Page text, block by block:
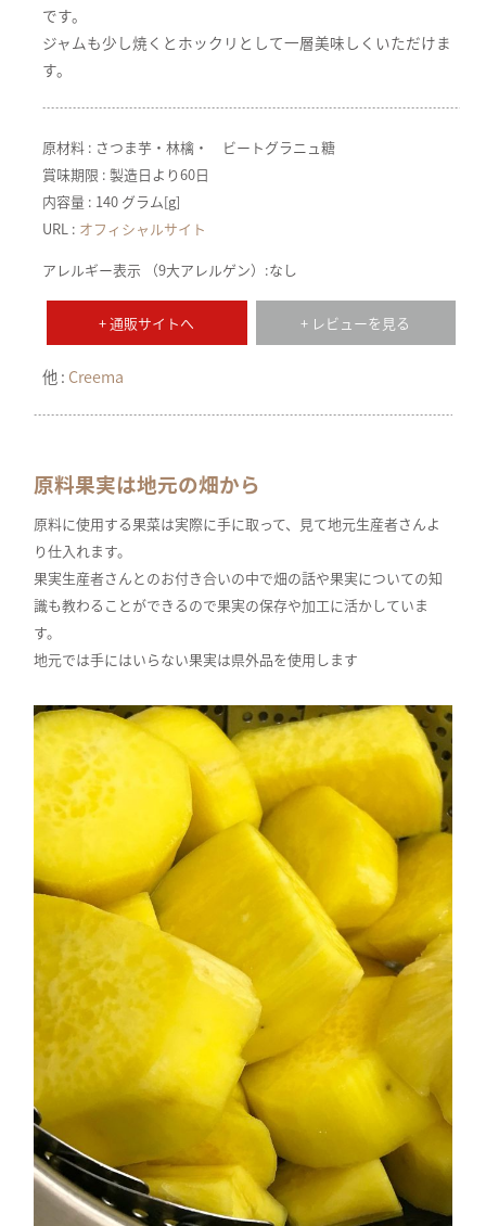
です。
ジャムも少し焼くとホックリとして一層美味しくいただけま
す。
原材料 : さつま芋・林檎・ ビートグラニュ糖
賞味期限 : 製造日より60日
内容量 : 140 グラム[g]
URL : オフィシャルサイト
アレルギー表示 （9大アレルゲン）:なし
+ 通販サイトへ + レビューを見る
他 : Creema
原料果実は地元の畑から
原料に使用する果菜は実際に手に取って、見て地元生産者さんよ
り仕入れます。
果実生産者さんとのお付き合いの中で畑の話や果実についての知
識も教わることができるので果実の保存や加工に活かしていま
す。
地元では手にはいらない果実は県外品を使用します